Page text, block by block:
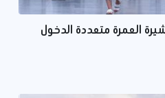
العمرة متعددة الدخول